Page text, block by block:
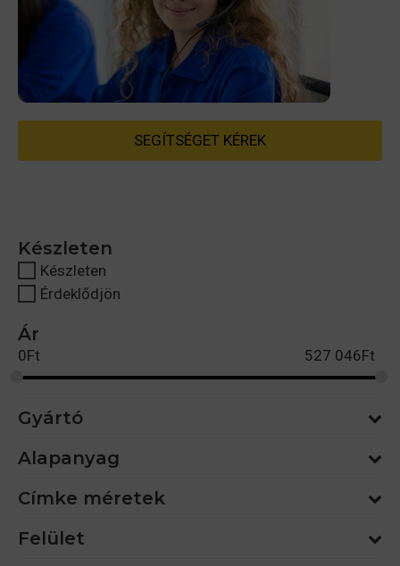
SEGÍTSÉGET KÉREK
Készleten
Készleten
Érdeklődjön
Ár
0Ft 527 046Ft
Gyártó
Alapanyag
Címke méretek
Felület